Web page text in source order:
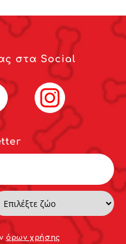
όρων χρήσης
στα Social
YouTube Instagram